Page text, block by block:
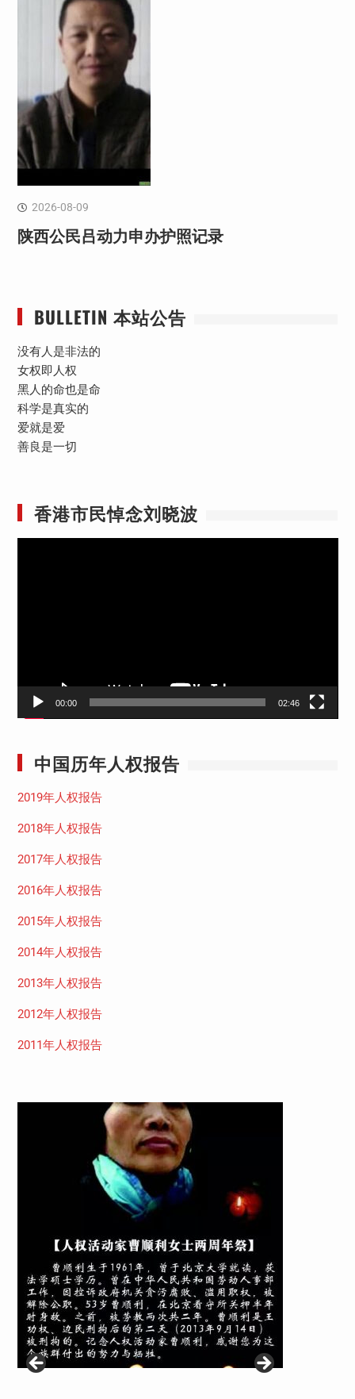
2026-08-09
陕西公民吕动力申办护照记录
BULLETIN 本站公告
没有人是非法的
女权即人权
黑人的命也是命
科学是真实的
爱就是爱
善良是一切
香港市民悼念刘晓波
00:00 02:46
中国历年人权报告
2019年人权报告
2018年人权报告
2017年人权报告
2016年人权报告
2015年人权报告
2014年人权报告
2013年人权报告
2012年人权报告
2011年人权报告